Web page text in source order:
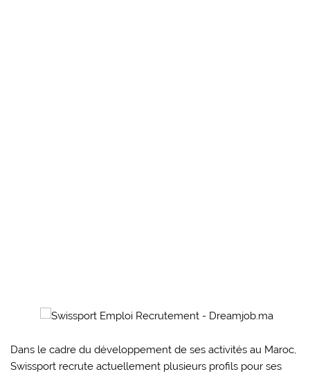
Dans le cadre du développement de ses activités au Maroc,
Swissport recrute actuellement plusieurs profils pour ses